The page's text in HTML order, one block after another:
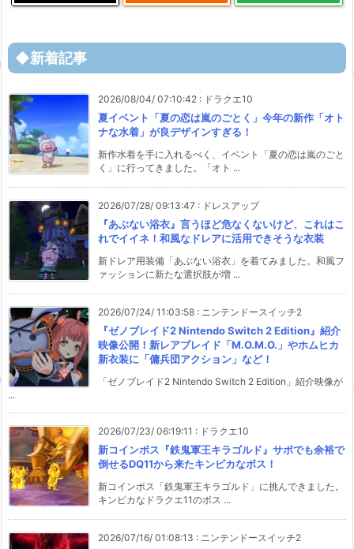
◆新着記事
2026/08/04/ 07:10:42 : ドラクエ10
夏イベント「夏の恋は嵐のごとく」今年の新作「オト
ナな水着」が良デザインすぎる！
新作水着を手に入れるべく、イベント「夏の恋は嵐のごと
く」に行ってきました。「オト ...
2026/07/28/ 09:13:47 : ドレスアップ
『あぶない浴衣』言うほど危なくないけど、これはこ
れでイイネ！和風なドレアに活用できそうな衣装
新ドレア用装備「あぶない浴衣」を着てみました。和風フ
ァッションに新たな選択肢が増 ...
2026/07/24/ 11:03:58 : ニンテンドースイッチ2
『ゼノブレイド2 Nintendo Switch 2 Edition』紹介
映像公開！新レアブレイド「M.O.M.O.」やホムヒカ
新衣装に「傭兵団アクション」など！
「ゼノブレイド2 Nintendo Switch 2 Edition」紹介映像が
...
2026/07/23/ 06:19:11 : ドラクエ10
新コインボス『鉄鬼軍王キラゴルド』サポでも余裕で
倒せるDQ11から来たキンピカなボス！
新コインボス「鉄鬼軍王キラゴルド」に挑んできました。
キンピカなドラクエ11のボス ...
2026/07/16/ 01:08:13 : ニンテンドースイッチ2